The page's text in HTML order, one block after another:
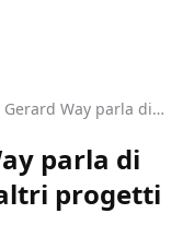
DC Comics: Gerard Way parla di Doom Patrol e degli altri progetti Young Animal
parla di
progetti